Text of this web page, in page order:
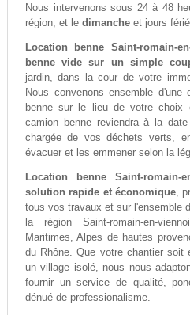
Nous intervenons sous 24 à 48
région, et le dimancheet jours
Location benne Saint-romain-
benne vide sur un simple
jardin, dans la cour de votre
Nous convenons ensemble
benne sur le lieu de votre
camion benne reviendra à la
chargée de vos déchets verts,
évacuer et les emmener selon la
Location benne Saint-
solution rapide et économique,
tous vos travaux et sur l'ensemble
la région Saint-romain-en-
Maritimes, Alpes de hautes
du Rhône. Que votre chantier soit
un village isolé, nous nous
fournir un service de qualité,
dénué de professionalisme.